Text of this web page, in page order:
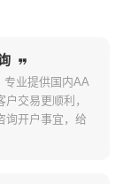
专业提供国内AA
交易更顺利，
询开户事宜，给